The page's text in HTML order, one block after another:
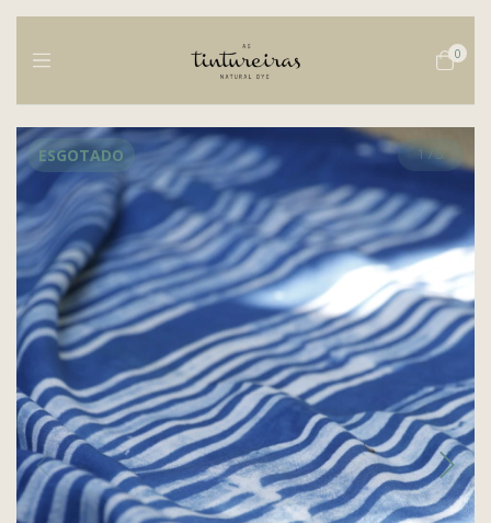
0
ESGOTADO 1/5